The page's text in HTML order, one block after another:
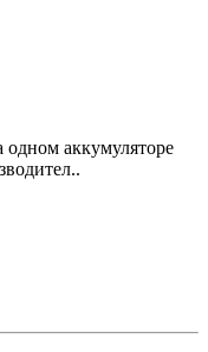
аккумуляторе